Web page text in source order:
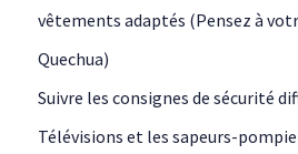
vêtements adaptés (Pensez à
Quechua)
Suivre les consignes de sécurité
Télévisions et les sapeurs-